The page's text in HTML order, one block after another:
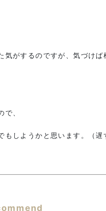
がするのですが、気づけば
、
しようかと思います。（遅